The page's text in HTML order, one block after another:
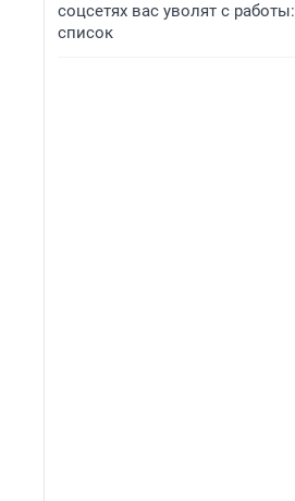
соцсетях вас уволят с работы:
список